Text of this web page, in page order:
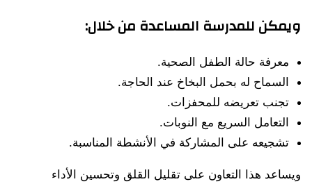
ويمكن للمدرسة المساعدة من خلال:
معرفة حالة الطفل الصحية.
السماح له بحمل البخاخ عند الحاجة.
تجنب تعريضه للمحفزات.
التعامل السريع مع النوبات.
تشجيعه على المشاركة في الأنشطة المناسبة.
ويساعد هذا التعاون على تقليل القلق وتحسين الأداء